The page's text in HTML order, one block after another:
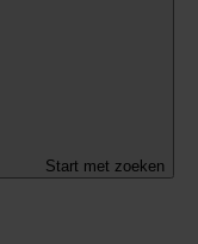
Start met zoeken